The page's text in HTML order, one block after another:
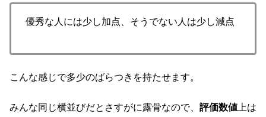
優秀な人には少し加点、そうでない人は少し減点
こんな感じで多少のばらつきを持たせます。
みんな同じ横並びだとさすがに露骨なので、 評価数値 上は